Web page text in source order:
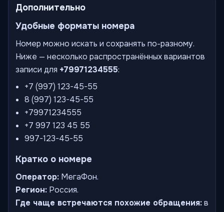
Дополнительно
Удобные форматы номера
Номер можно искать и сохранять по-разному.
Ниже — несколько распространённых вариантов
записи для +79971234555:
+7 (997) 123-45-55
8 (997) 123-45-55
+79971234555
+7 997 123 45 55
997-123-45-55
Кратко о номере
Оператор: МегаФон.
Регион: Россия.
Где чаще встречаются похожие обращения:в